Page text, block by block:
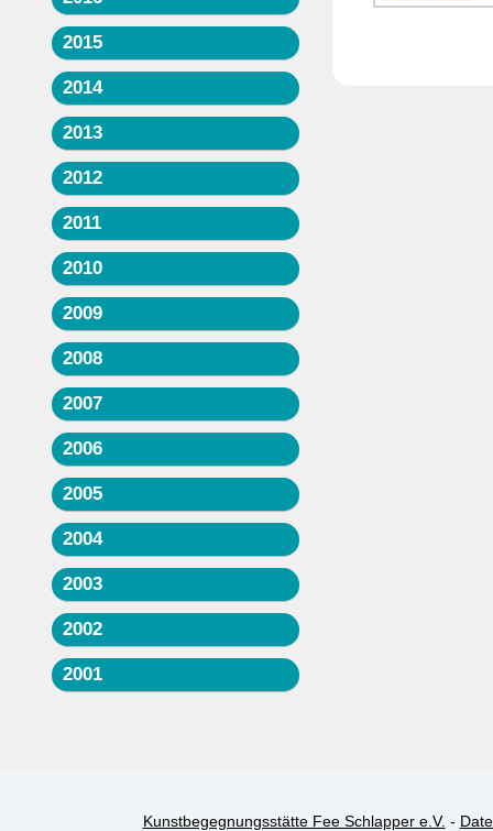
2015
2014
2013
2012
2011
2010
2009
2008
2007
2006
2005
2004
2003
2002
2001
Kunstbegegnungsstätte Fee Schlapper e.V. -